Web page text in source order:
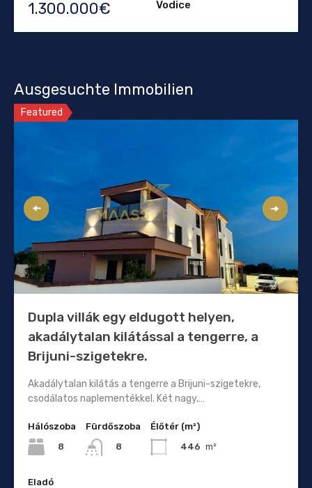
1.300.000€ Vodice
Ausgesuchte Immobilien
Featured
Dupla villák egy eldugott helyen,
akadálytalan kilátással a tengerre, a
Brijuni-szigetekre.
Akadálytalan kilátás a tengerre a Brijuni-szigetekre,
csodálatos naplementékkel. Két nagy,…
Hálószoba
8
Fürdőszoba
8
Élőtér (m²)
446 m²
Eladó